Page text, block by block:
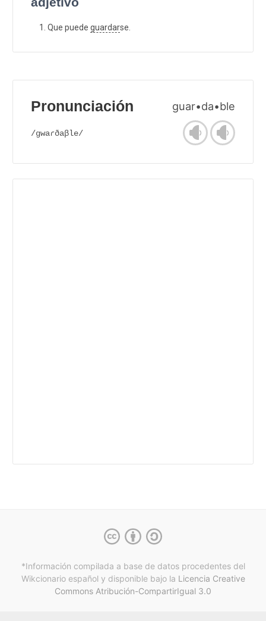
Que puede guardarse.
Pronunciación guar•da•ble
/gwaɾðaβle/
*Información compilada a base de datos procedentes del
Wikcionario español y disponible bajo la Licencia Creative
Commons Atribución-CompartirIgual 3.0